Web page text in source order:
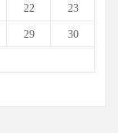
22 23
29 30